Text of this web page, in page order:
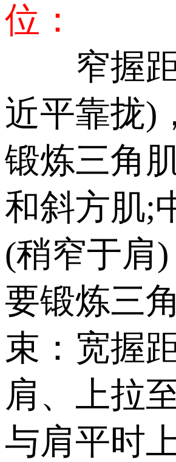
位：
窄握距
近平靠拢)
锻炼三角
和斜方肌;
(稍窄于肩)
要锻炼三
束：宽握
肩、上拉
与肩平时